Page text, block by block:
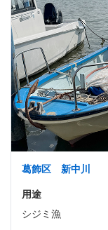
葛飾区 新中川
用途
シジミ漁